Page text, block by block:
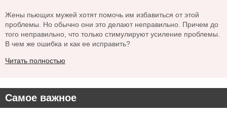
Самое важное
Жены пьющих мужей хотят помочь им избавиться от этой
проблемы. Но обычно они это делают неправильно. Причем до
того неправильно, что только стимулируют усиление проблемы.
В чем же ошибка и как ее исправить?
Читать полностью